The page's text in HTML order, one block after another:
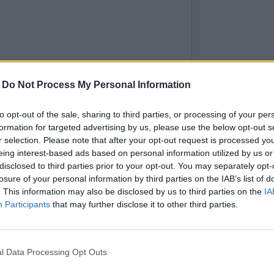
Do Not Process My Personal Information
opt-out of the sale, sharing to third parties, or processing of your
for targeted advertising by us, please use the below opt-out
selection. Please note that after your opt-out request is processed
interest-based ads based on personal information utilized by us
to third parties prior to your opt-out. You may separately
of your personal information by third parties on the IAB’s list of
This information may also be disclosed by us to third parties on the
Participants that may further disclose it to other third parties.
Data Processing Opt Outs
couple ont assumé beaucoup plus de
déclarent s’être plus chargées des tâches
39% qui en ont fait « à peu près autant »
(69% contre 11% des hommes), tout
des hommes). Seule exception : la
de la gent masculine (à 51%, contre 25%
LES COULEURS
ET LEURS
La couleur
l’urine est le ...
FAUT-IL
dire qu’il ne faut